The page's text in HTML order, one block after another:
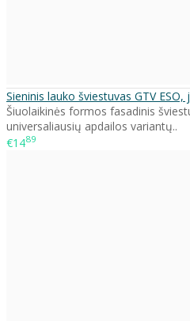
Sieninis lauko šviestuvas GTV
Šiuolaikinės formos fasadinis
universaliausių apdailos variantų..
€1489